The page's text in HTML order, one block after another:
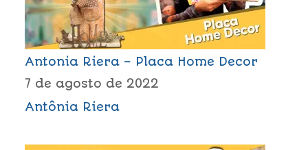
Antonia Riera – Placa Home Decor
7 de agosto de 2022
Antônia Riera